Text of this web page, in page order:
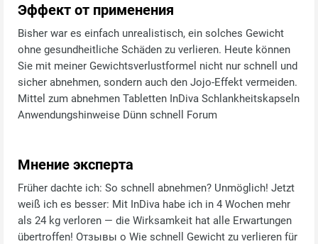
Эффект от применения
Bisher war es einfach unrealistisch, ein solches Gewicht
ohne gesundheitliche Schäden zu verlieren. Heute können
Sie mit meiner Gewichtsverlustformel nicht nur schnell und
sicher abnehmen, sondern auch den Jojo-Effekt vermeiden.
Mittel zum abnehmen Tabletten InDiva Schlankheitskapseln
Anwendungshinweise Dünn schnell Forum
Мнение эксперта
Früher dachte ich: So schnell abnehmen? Unmöglich! Jetzt
weiß ich es besser: Mit InDiva habe ich in 4 Wochen mehr
als 24 kg verloren — die Wirksamkeit hat alle Erwartungen
übertroffen! Отзывы о Wie schnell Gewicht zu verlieren für